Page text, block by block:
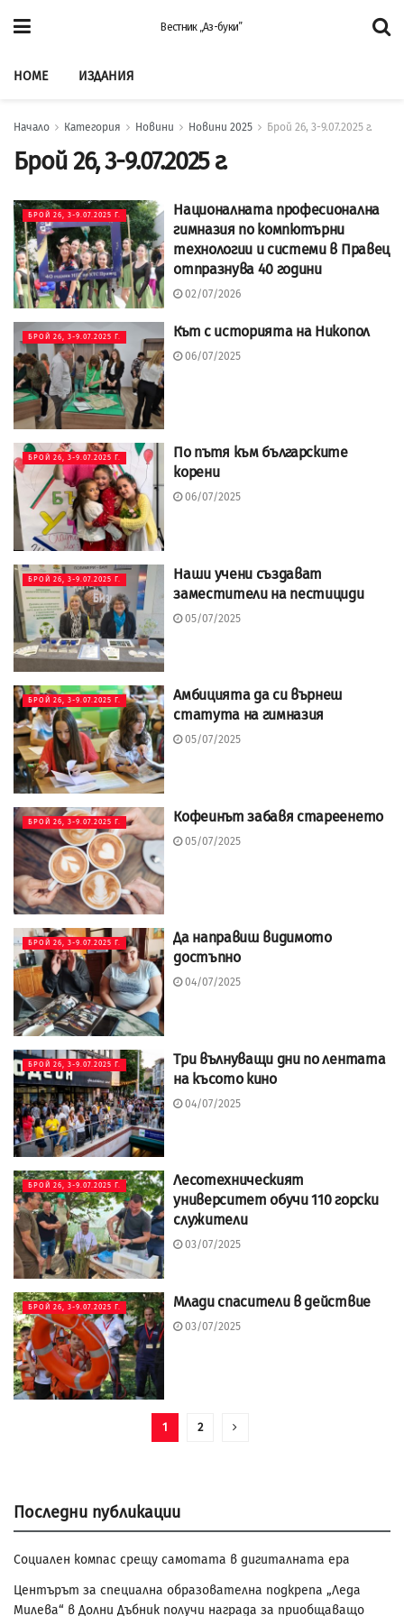
Вестник „Аз-буки”
HOME ИЗДАНИЯ
Начало Категория Новини Новини 2025 Брой 26, 3-9.07.2025 г.
Брой 26, 3-9.07.2025 г.
БРОЙ 26, 3-9.07.2025 Г.
Националната професионална
гимназия по компютърни
технологии и системи в Правец
отпразнува 40 години
02/07/2026
БРОЙ 26, 3-9.07.2025 Г. Кът с историята на Никопол
06/07/2025
БРОЙ 26, 3-9.07.2025 Г.
По пътя към българските
корени
06/07/2025
БРОЙ 26, 3-9.07.2025 Г.
Наши учени създават
заместители на пестициди
05/07/2025
БРОЙ 26, 3-9.07.2025 Г.
Амбицията да си върнеш
статута на гимназия
05/07/2025
БРОЙ 26, 3-9.07.2025 Г. Кофеинът забавя стареенето
05/07/2025
БРОЙ 26, 3-9.07.2025 Г.
Да направиш видимото
достъпно
04/07/2025
БРОЙ 26, 3-9.07.2025 Г.
Три вълнуващи дни по лентата
на късото кино
04/07/2025
БРОЙ 26, 3-9.07.2025 Г.
Лесотехническият
университет обучи 110 горски
служители
03/07/2025
БРОЙ 26, 3-9.07.2025 Г. Млади спасители в действие
03/07/2025
1 2
Последни публикации
Социален компас срещу самотата в дигиталната ера
Центърът за специална образователна подкрепа „Леда
Милева“ в Долни Дъбник получи награда за приобщаващо